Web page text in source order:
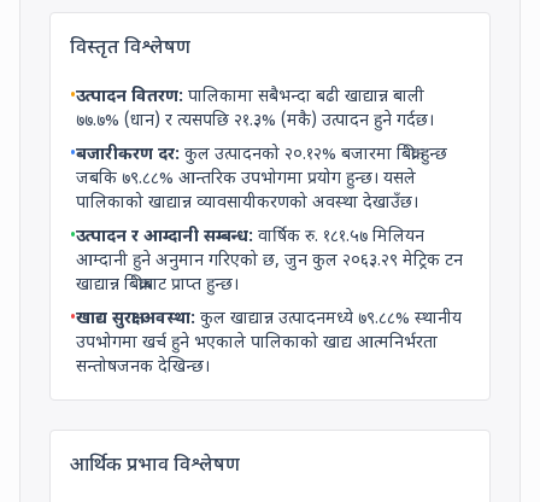
विस्तृत विश्लेषण
•उत्पादन वितरण: पालिकामा सबैभन्दा बढी खाद्यान्न बाली
७७.७% (धान) र त्यसपछि २१.३% (मकै) उत्पादन हुने गर्दछ।
•बजारीकरण दर: कुल उत्पादनको २०.१२% बजारमा बिक्री हुन्छ
जबकि ७९.८८% आन्तरिक उपभोगमा प्रयोग हुन्छ। यसले
पालिकाको खाद्यान्न व्यावसायीकरणको अवस्था देखाउँछ।
•उत्पादन र आम्दानी सम्बन्ध: वार्षिक रु. १८१.५७ मिलियन
आम्दानी हुने अनुमान गरिएको छ, जुन कुल २०६३.२९ मेट्रिक टन
खाद्यान्न बिक्रीबाट प्राप्त हुन्छ।
•खाद्य सुरक्षा अवस्था: कुल खाद्यान्न उत्पादनमध्ये ७९.८८% स्थानीय
उपभोगमा खर्च हुने भएकाले पालिकाको खाद्य आत्मनिर्भरता
सन्तोषजनक देखिन्छ।
आर्थिक प्रभाव विश्लेषण